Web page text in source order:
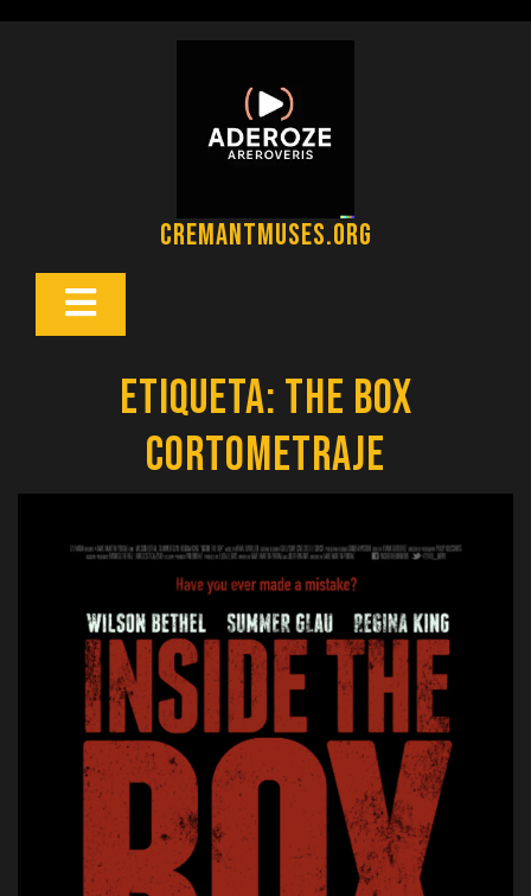
cremantmuses.org
Botón
Etiqueta: the box
cortometraje